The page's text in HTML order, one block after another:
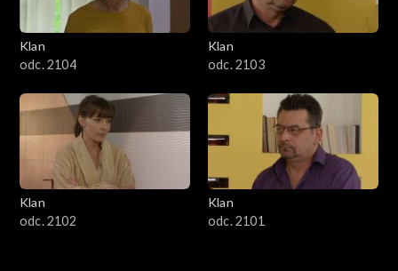
Klan
odc. 2104
Klan
odc. 2103
Klan
odc. 2102
Klan
odc. 2101